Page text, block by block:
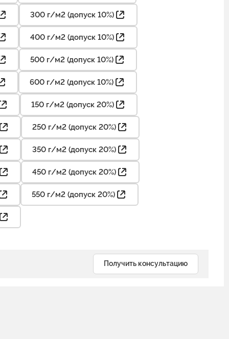
300 г/м2 (допуск 10%)
400 г/м2 (допуск 10%)
500 г/м2 (допуск 10%)
600 г/м2 (допуск 10%)
150 г/м2 (допуск 20%)
250 г/м2 (допуск 20%)
350 г/м2 (допуск 20%)
450 г/м2 (допуск 20%)
550 г/м2 (допуск 20%)
Получить консультацию